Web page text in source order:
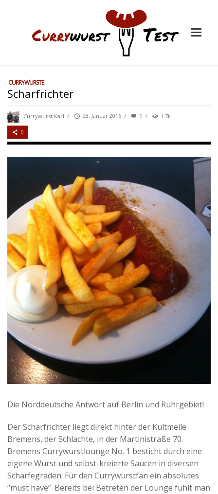
CURRYWÜRSTE
Scharfrichter
Currywurst Karl / 28. Januar 2016 / 0 / 1.7k
0
Die Norddeutsche Antwort auf Berlin und Ruhrgebiet!
Der Scharfrichter liegt direkt hinter der Kultmeile
Bremens, der Schlachte, in der Martinistraße 70.
Bremens Currywurstlounge No. 1 besticht durch eine
eigene Wurst und selbst-kreierte Saucen in diversen
Schärfegraden. Für den Currywurstfan ein absolutes
“must have”. Bereits bei Betreten der Lounge fühlt man